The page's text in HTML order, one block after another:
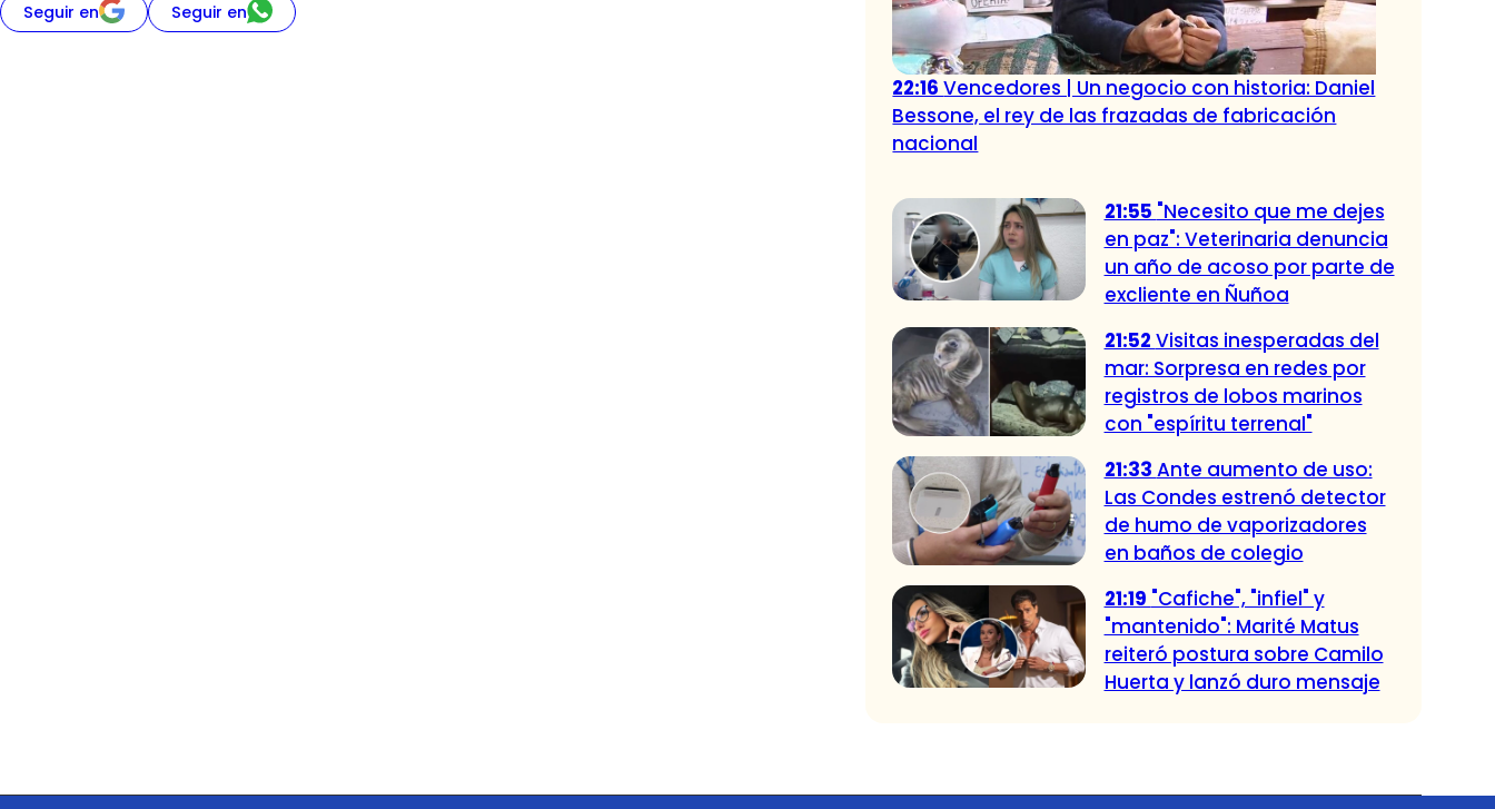
Seguir en Seguir en
22:16Vencedores | Un negocio con historia: Daniel
Bessone, el rey de las frazadas de fabricación
nacional
21:55 "Necesito que me dejes
en paz": Veterinaria denuncia
un año de acoso por parte de
excliente en Ñuñoa
21:52 Visitas inesperadas del
mar: Sorpresa en redes por
registros de lobos marinos
con "espíritu terrenal"
21:33 Ante aumento de uso:
Las Condes estrenó detector
de humo de vaporizadores
en baños de colegio
21:19 "Cafiche", "infiel" y
"mantenido": Marité Matus
reiteró postura sobre Camilo
Huerta y lanzó duro mensaje